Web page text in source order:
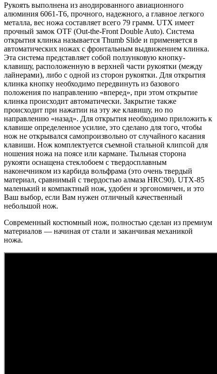
Рукоять выполнена из анодированного авиационного
алюминия 6061-T6, прочного, надежного, а главное легкого
металла, вес ножа составляет всего 79 грамм. UTX имеет
прочный замок OTF (Out-the-Front Double Auto). Система
открытия клинка называется Thumb Slide и применяется в
автоматических ножах с фронтальным выдвижением клинка.
Эта система представляет собой ползунковую кнопку-
клавишу, расположенную в верхней части рукоятки (между
лайнерами), либо с одной из сторон рукоятки. Для открытия
клинка кнопку необходимо передвинуть из базового
положения по направлению «вперед», при этом открытие
клинка происходит автоматически. Закрытие также
происходит при нажатии на эту же клавишу, но по
направлению «назад». Для открытия необходимо приложить к
клавише определенное усилие, это сделано для того, чтобы
нож не открывался самопроизвольно от случайного касания
клавиши. Нож комплектуется съемной стальной клипсой для
ношения ножа на поясе или кармане. Тыльная сторона
рукояти оснащена стеклобоем с твердосплавным
наконечником из карбида вольфрама (это очень твердый
материал, сравнимый с твердостью алмаза HRC90). UTX-85
маленький и компактный нож, удобен и эргономичен, и это
Ваш выбор, если Вам нужен отличный качественный
небольшой нож.
Современный костюмный нож, полностью сделан из премиум
материалов — начиная от стали и заканчивая механикой
ножа.